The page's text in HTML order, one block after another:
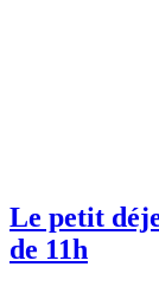
Le petit
de 11h